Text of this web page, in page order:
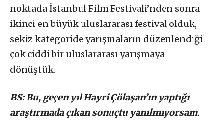
noktada İstanbul Film Festivali’nden sonra
ikinci en büyük uluslararası festival olduk,
sekiz kategoride yarışmaların düzenlendiği
çok ciddi bir uluslararası yarışmaya
dönüştük.
BS: Bu, geçen yıl Hayri Çölaşan’ın yaptığı
araştırmada çıkan sonuçtu yanılmıyorsam.